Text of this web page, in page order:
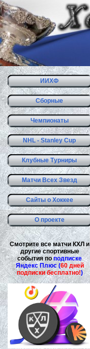
ИИХФ
Сборные
Чемпионаты
NHL - Stanley Cup
Клубные Турниры
Матчи Всех Звезд
Сайты о Хоккее
О проекте
Смотрите все матчи КХЛ и
другие спортивные
события поподписке
Яндекс Плюс (60 дней
подписки бесплатно!)